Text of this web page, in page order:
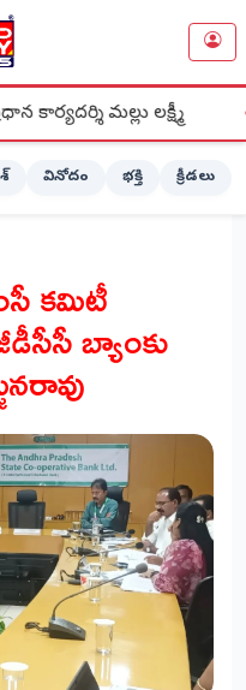
లక్ష్మీ ●శ్రీ
వినోదం భక్తి క్రీడలు
కమిటీ
బ్యాంకు